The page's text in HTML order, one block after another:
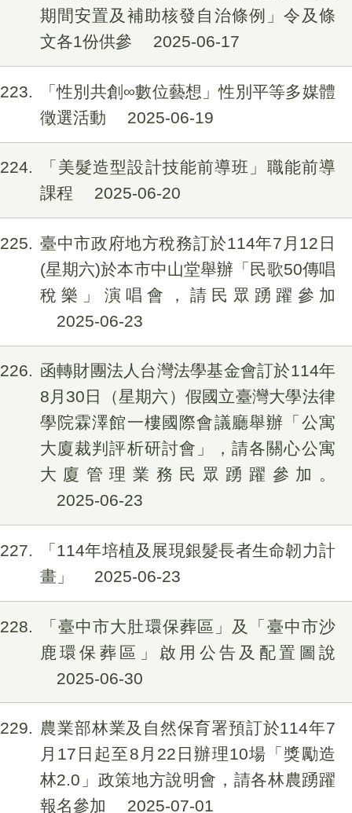
期間安置及補助核發自治條例」令及條
文各1份供參
2025-06-17
223
「性別共創∞數位藝想」性別平等多媒體
徵選活動
2025-06-19
224
「美髮造型設計技能前導班」職能前導
課程
2025-06-20
225
臺中市政府地方稅務訂於114年7月12日
(星期六)於本市中山堂舉辦「民歌50傳唱
稅樂」演唱會，請民眾踴躍參加
2025-06-23
226
函轉財團法人台灣法學基金會訂於114年
8月30日（星期六）假國立臺灣大學法律
學院霖澤館一樓國際會議廳舉辦「公寓
大廈裁判評析研討會」，請各關心公寓
大廈管理業務民眾踴躍參加。
2025-06-23
227
「114年培植及展現銀髮長者生命韌力計
畫」
2025-06-23
228
「臺中市大肚環保葬區」及「臺中市沙
鹿環保葬區」啟用公告及配置圖說
2025-06-30
229
農業部林業及自然保育署預訂於114年7
月17日起至8月22日辦理10場「獎勵造
林2.0」政策地方說明會，請各林農踴躍
報名參加
2025-07-01